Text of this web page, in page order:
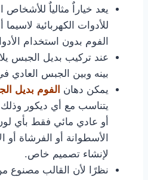
يعد خياراٌ مثالياٌ للأشخاص
للأدوات الكهربائية
الفوم بدون استخدام
عند تركيب بديل الجبس
بينه وبين الجبس العادي
يمكن دهان الفوم بديل
يتناسب مع أي ديكور
أو عادي مائي فقط بأي
الأسطوانة أو الفرشاة أو
لإنشاء تصميم خاص.
نظرًا لأن القالب مصنوع